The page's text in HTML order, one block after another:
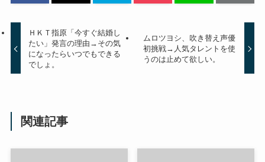
ＨＫＴ指原「今すぐ結婚し
たい」発言の理由→その気
になったらいつでもできる
でしょ。
ムロツヨシ、吹き替え声優
初挑戦→人気タレントを使
うのは止めて欲しい。
関連記事